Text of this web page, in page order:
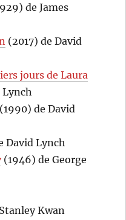
de James
(2017) de David
jours de Laura
Lynch
(1990) de David
David Lynch
(1946) de George
Kwan